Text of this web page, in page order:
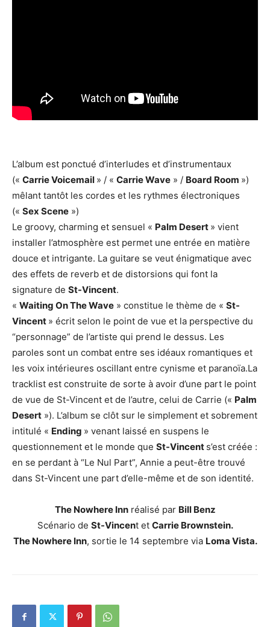
L’album est ponctué d’interludes et d’instrumentaux
(« Carrie Voicemail » / « Carrie Wave » / Board Room »)
mêlant tantôt les cordes et les rythmes électroniques
(« Sex Scene »)
Le groovy, charming et sensuel « Palm Desert » vient
installer l’atmosphère est permet une entrée en matière
douce et intrigante. La guitare se veut énigmatique avec
des effets de reverb et de distorsions qui font la
signature de St-Vincent.
« Waiting On The Wave » constitue le thème de « St-
Vincent » écrit selon le point de vue et la perspective du
“personnage” de l’artiste qui prend le dessus. Les
paroles sont un combat entre ses idéaux romantiques et
les voix intérieures oscillant entre cynisme et paranoïa.La
tracklist est construite de sorte à avoir d’une part le point
de vue de St-Vincent et de l’autre, celui de Carrie (« Palm
Desert »). L’album se clôt sur le simplement et sobrement
intitulé « Ending » venant laissé en suspens le
questionnement et le monde que St-Vincent s’est créée :
en se perdant à “Le Nul Part”, Annie a peut-être trouvé
dans St-Vincent une part d’elle-même et de son identité.
The Nowhere Innréalisé par Bill Benz
Scénario de St-Vincent et Carrie Brownstein.
The Nowhere Inn, sortie le 14 septembre via Loma Vista.